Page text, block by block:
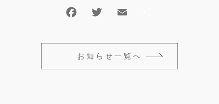
お知らせ一覧へ